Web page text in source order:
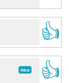
👍
neu
👍